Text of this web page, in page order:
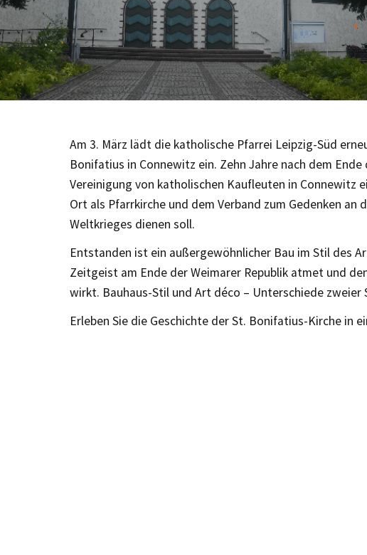
Am 3. März lädt die katholische Pfarrei Leipzig-Süd
Bonifatius in Connewitz ein. Zehn Jahre nach dem
Vereinigung von katholischen Kaufleuten in Connewitz
Ort als Pfarrkirche und dem Verband zum Gedenken an
Weltkrieges dienen soll.
Entstanden ist ein außergewöhnlicher Bau im Stil des
Zeitgeist am Ende der Weimarer Republik atmet und
wirkt. Bauhaus-Stil und Art déco – Unterschiede zweier
Erleben Sie die Geschichte der St. Bonifatius-Kirche in